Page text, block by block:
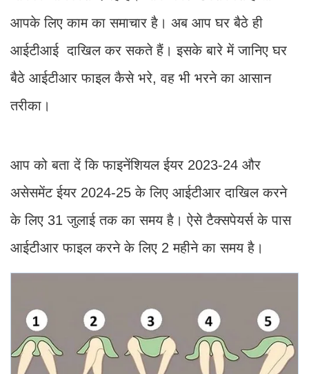
आपके लिए काम का समाचार है। अब आप घर बैठे ही
आईटीआई दाखिल कर सकते हैं। इसके बारे में जानिए घर
बैठे आईटीआर फाइल कैसे भरे, वह भी भरने का आसान
तरीका।
आप को बता दें कि फाइनेंशियल ईयर 2023-24 और
असेसमेंट ईयर 2024-25 के लिए आईटीआर दाखिल करने
के लिए 31 जुलाई तक का समय है। ऐसे टैक्सपेयर्स के पास
आईटीआर फाइल करने के लिए 2 महीने का समय है।